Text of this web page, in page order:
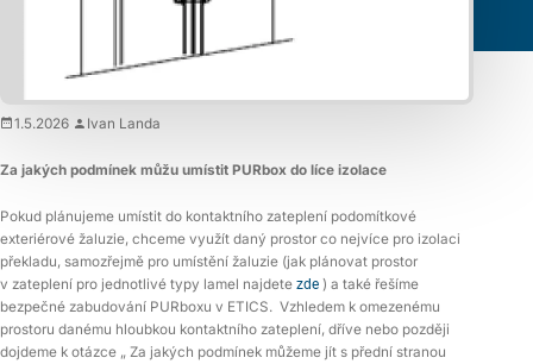
1.5.2026 Ivan Landa
Za jakých podmínek můžu umístit PURbox do líce izolace
Pokud plánujeme umístit do kontaktního zateplení podomítkové
exteriérové žaluzie, chceme využít daný prostor co nejvíce pro izolaci
překladu, samozřejmě pro umístění žaluzie (jak plánovat prostor
v zateplení pro jednotlivé typy lamel najdete zde ) a také řešíme
bezpečné zabudování PURboxu v ETICS. Vzhledem k omezenému
prostoru danému hloubkou kontaktního zateplení, dříve nebo později
dojdeme k otázce „ Za jakých podmínek můžeme jít s přední stranou